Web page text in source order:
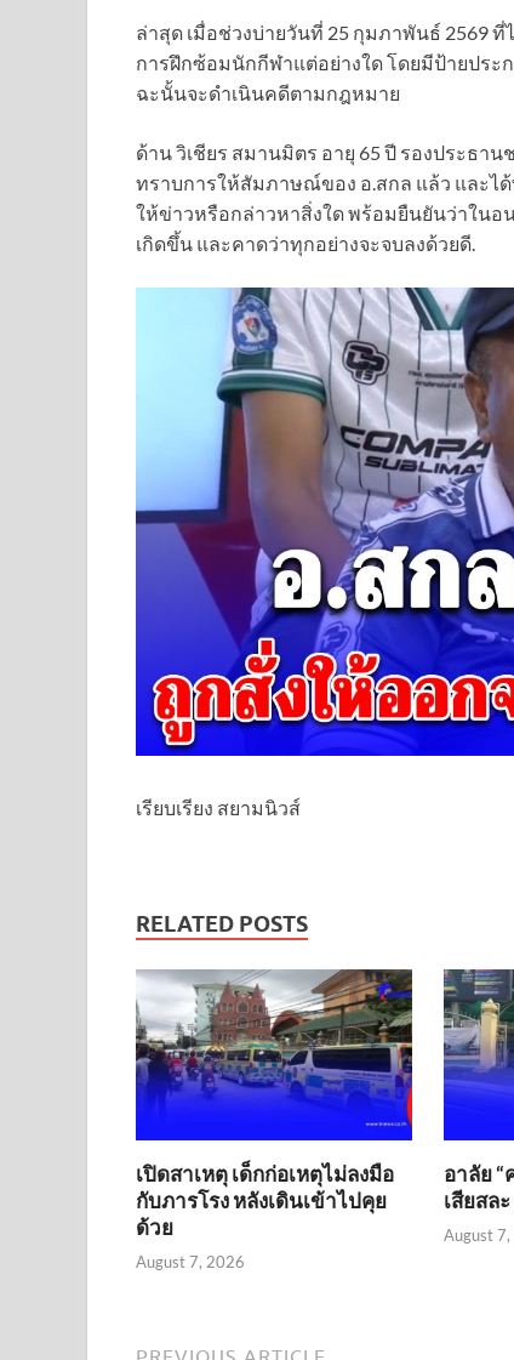
ล่าสุด เมื่อช่วงบ่ายวันที่ 25 กุมภาพันธ์ 2569
การฝึกซ้อมนักกีฬาแต่อย่างใด โดยมีป้ายปร
ฉะนั้นจะดำเนินคดีตามกฎหมาย
ด้าน วิเชียร สมานมิตร อายุ 65 ปี รองประธา
ทราบการให้สัมภาษณ์ของ อ.สกล แล้ว และไ
ให้ข่าวหรือกล่าวหาสิ่งใด พร้อมยืนยันว่าใน
เกิดขึ้น และคาดว่าทุกอย่างจะจบลงด้วยดี.
เรียบเรียง สยามนิวส์
RELATED POSTS
เปิดสาเหตุ เด็กก่อเหตุไม่ลงมือ
กับภารโรง หลังเดินเข้าไปคุย
ด้วย
August 7, 2026
อาลัย
เสียสล
August